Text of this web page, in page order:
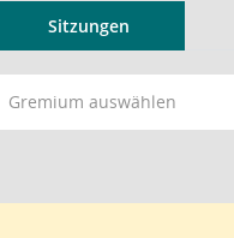
Sitzungen
Gremium auswählen